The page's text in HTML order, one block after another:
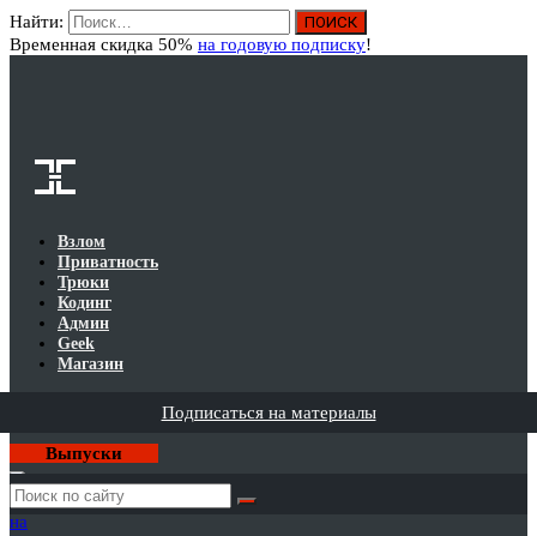
Найти:
Временная скидка 50% на годовую подписку!
Взлом
Приватность
Трюки
Кодинг
Админ
Geek
Магазин
Подписаться на материалы
Выпуски
Годовая
подписка
на